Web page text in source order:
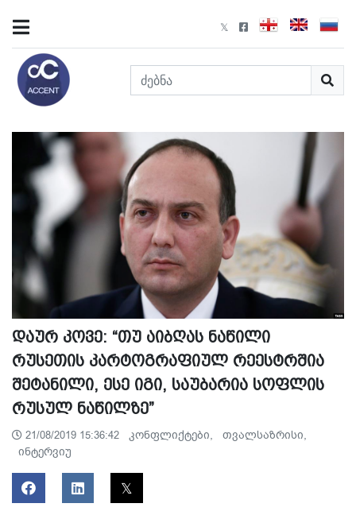
დაურ კოვე: “თუ აიბღას ნაწილი
რუსეთის კარტოგრაფიულ რეესტრშია
შეტანილი, ესე იგი, საუბარია სოფლის
რუსულ ნაწილზე”
21/08/2019 15:36:42 კონფლიქტები,
თვალსაზრისი,
ინტერვიუ